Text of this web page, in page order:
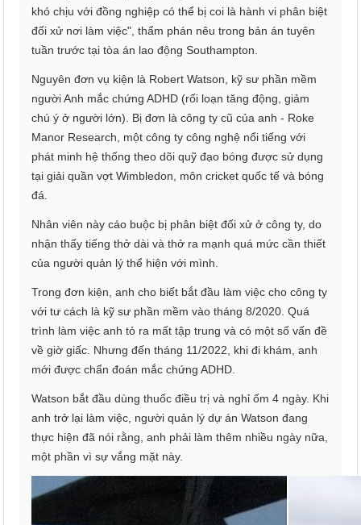
khó chịu với đồng nghiệp có thể bị coi là hành vi phân biệt
đối xử nơi làm việc", thẩm phán nêu trong bản án tuyên
tuần trước tại tòa án lao động Southampton.
Nguyên đơn vụ kiện là Robert Watson, kỹ sư phần mềm
người Anh mắc chứng ADHD (rối loạn tăng động, giảm
chú ý ở người lớn). Bị đơn là công ty cũ của anh - Roke
Manor Research, một công ty công nghệ nổi tiếng với
phát minh hệ thống theo dõi quỹ đạo bóng được sử dụng
tại giải quần vợt Wimbledon, môn cricket quốc tế và bóng
đá.
Nhân viên này cáo buộc bị phân biệt đối xử ở công ty, do
nhận thấy tiếng thở dài và thở ra mạnh quá mức cần thiết
của người quản lý thể hiện với mình.
Trong đơn kiện, anh cho biết bắt đầu làm việc cho công ty
với tư cách là kỹ sư phần mềm vào tháng 8/2020. Quá
trình làm việc anh tỏ ra mất tập trung và có một số vấn đề
về giờ giấc. Nhưng đến tháng 11/2022, khi đi khám, anh
mới được chẩn đoán mắc chứng ADHD.
Watson bắt đầu dùng thuốc điều trị và nghỉ ốm 4 ngày. Khi
anh trở lại làm việc, người quản lý dự án Watson đang
thực hiện đã nói rằng, anh phải làm thêm nhiều ngày nữa,
một phần vì sự vắng mặt này.